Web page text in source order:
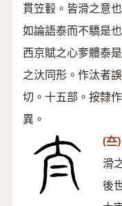
貫笠轂。皆滑之意
如論語泰而不驕是
西京賦之心奓體泰
之汏同形。作汰者
切。十五部。按隸
異。
(夳)
滑
後